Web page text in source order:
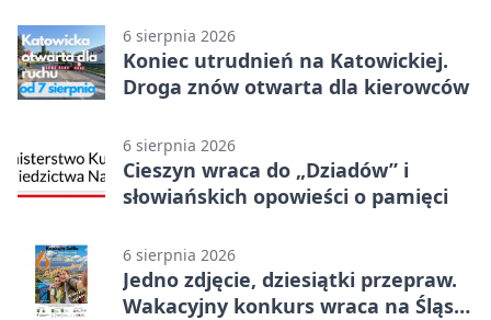
6 sierpnia 2026
Koniec utrudnień na Katowickiej.
Droga znów otwarta dla kierowców
6 sierpnia 2026
Cieszyn wraca do „Dziadów” i
słowiańskich opowieści o pamięci
6 sierpnia 2026
Jedno zdjęcie, dziesiątki przepraw.
Wakacyjny konkurs wraca na Śląsk